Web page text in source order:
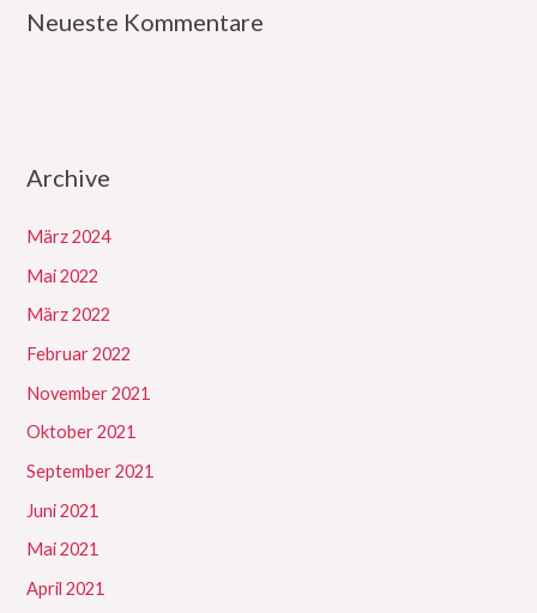
Neueste Kommentare
Archive
März 2024
Mai 2022
März 2022
Februar 2022
November 2021
Oktober 2021
September 2021
Juni 2021
Mai 2021
April 2021